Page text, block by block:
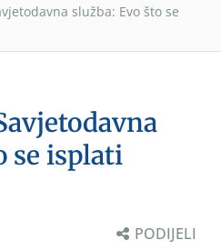
služba: Evo što se
se isplati
PODIJELI